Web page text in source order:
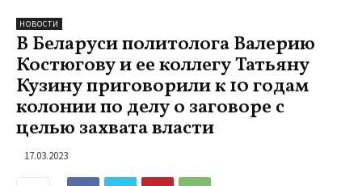
НОВОСТИ
В Беларуси политолога Валерию
Костюгову и ее коллегу Татьяну
Кузину приговорили к 10 годам
колонии по делу о заговоре с
целью захвата власти
17.03.2023